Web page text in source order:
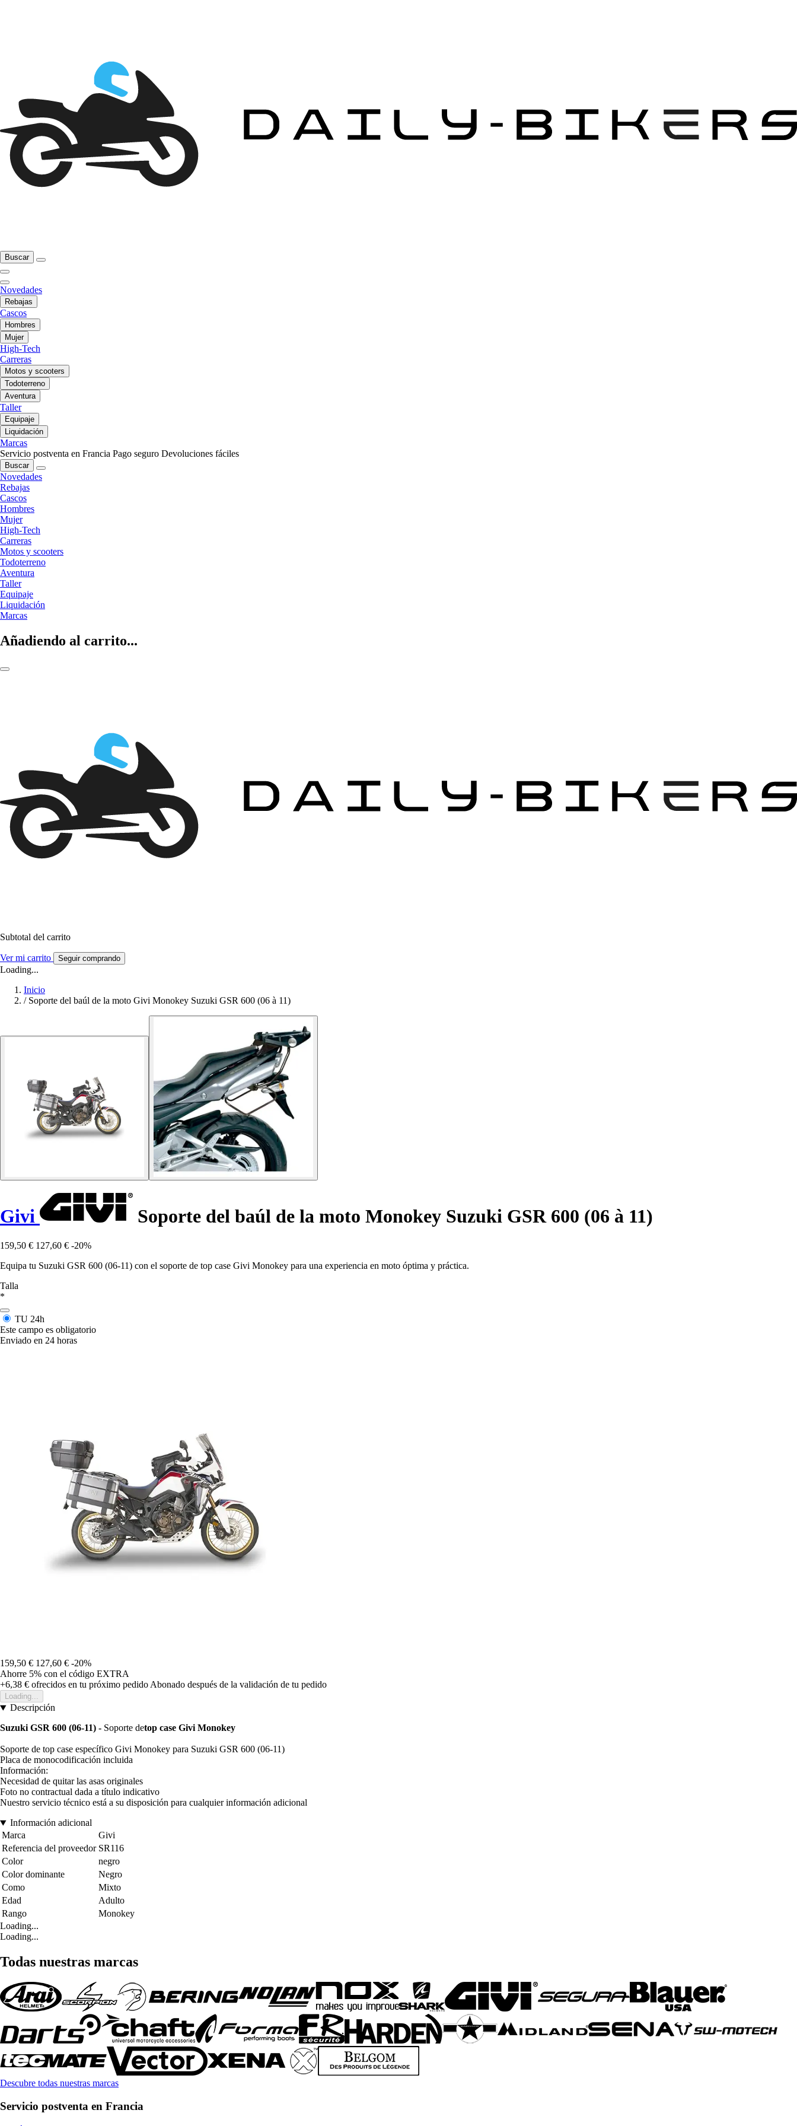
Buscar
Novedades
Rebajas
Cascos
Hombres
Mujer
High-Tech
Carreras
Motos y scooters
Todoterreno
Aventura
Taller
Equipaje
Liquidación
Marcas
Servicio postventa en Francia Pago seguro Devoluciones fáciles
Buscar
Novedades
Rebajas
Cascos
Hombres
Mujer
High-Tech
Carreras
Motos y scooters
Todoterreno
Aventura
Taller
Equipaje
Liquidación
Marcas
Añadiendo al carrito...
Subtotal del carrito
Ver mi carrito Seguir comprando
Loading...
Inicio
/ Soporte del baúl de la moto Givi Monokey Suzuki GSR 600 (06 à 11)
Givi Soporte del baúl de la moto Monokey Suzuki GSR 600 (06 à 11)
159,50 € 127,60 € -20%
Equipa tu Suzuki GSR 600 (06-11) con el soporte de top case Givi Monokey para una experiencia en moto óptima y práctica.
Talla
*
TU 24h
Este campo es obligatorio
Enviado en 24 horas
159,50 € 127,60 € -20%
Ahorre 5% con el código EXTRA
+6,38 € ofrecidos en tu próximo pedidoAbonado después de la validación de tu pedido
Loading...
Descripción
Suzuki GSR 600 (06-11) - Soporte detop case Givi Monokey
Soporte de top case específico Givi Monokey para Suzuki GSR 600 (06-11)
Placa de monocodificación incluida
Información:
Necesidad de quitar las asas originales
Foto no contractual dada a título indicativo
Nuestro servicio técnico está a su disposición para cualquier información adicional
Información adicional
Marca
Givi
Referencia del proveedor SR116
Color
negro
Color dominante
Negro
Como
Mixto
Edad
Adulto
Rango
Monokey
Loading...
Loading...
Todas nuestras marcas
Descubre todas nuestras marcas
Servicio postventa en Francia